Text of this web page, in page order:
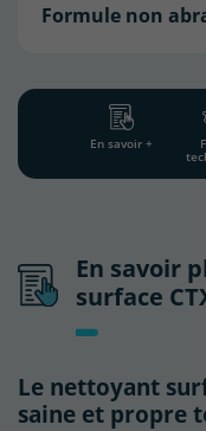
Formule non
En savoir +
En savoir
surface
Le nettoyant
saine et propre